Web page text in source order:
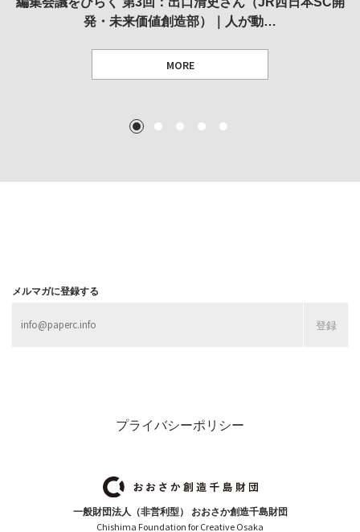
発・未来価値創造部）｜人が動…
MORE
作家」となることができたのか…
MORE
MORE
展
1 2 3 4 5
メルマガに登録する
プライバシーポリシー
一般財団法人（非営利型） おおさか創造千島財団
Chishima Foundation for Creative Osaka